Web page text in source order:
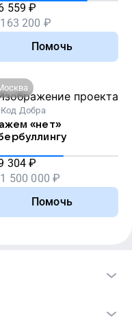
559 ₽
163 200 ₽
Помочь
Код Добра
«нет»
304 ₽
1 500 000 ₽
Помочь